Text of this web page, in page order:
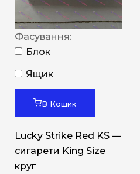
Фасування:
Блок
Ящик
В Кошик
Lucky Strike Red KS —
сигарети King Size
круг